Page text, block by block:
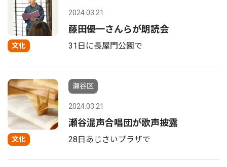
文化
2024.03.21
藤田優一さんらが朗読会
31日に長屋門公園で
文化
瀬谷区
2024.03.21
瀬谷混声合唱団が歌声披露
28日あじさいプラザで